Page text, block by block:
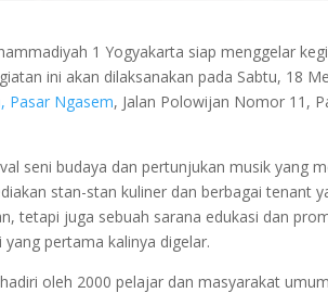
1 Yogyakarta siap menggelar
ini akan dilaksanakan pada Sabtu, 18
Pasar Ngasem, Jalan Polowijan Nomor 11,
seni budaya dan pertunjukan musik yang
stan-stan kuliner dan berbagai tenant
tetapi juga sebuah sarana edukasi dan
pertama kalinya digelar.
oleh 2000 pelajar dan masyarakat